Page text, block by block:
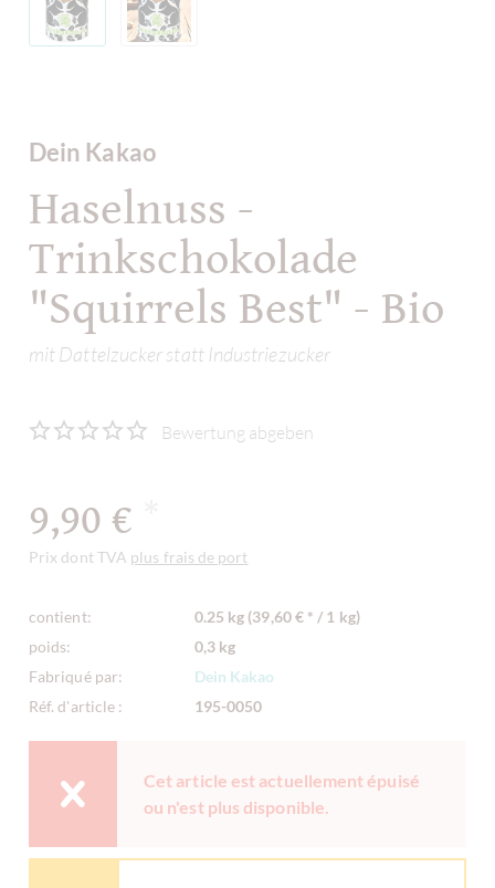
Dein Kakao
Haselnuss -
Trinkschokolade
"Squirrels Best" - Bio
mit Dattelzucker statt Industriezucker
Bewertung abgeben
9,90 €
Prix dont TVA plus frais de port
contient:
0.25 kg (39,60 € * / 1 kg)
poids:
0,3 kg
Fabriqué par:
Dein Kakao
Réf. d'article :
195-0050
Cet article est actuellement épuisé
ou n'est plus disponible.